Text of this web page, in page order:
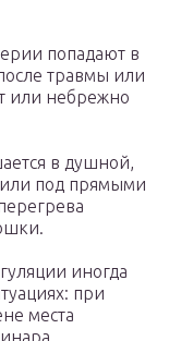
попадают в
травмы или
или небрежно
в душной,
под прямыми
иногда
при
места